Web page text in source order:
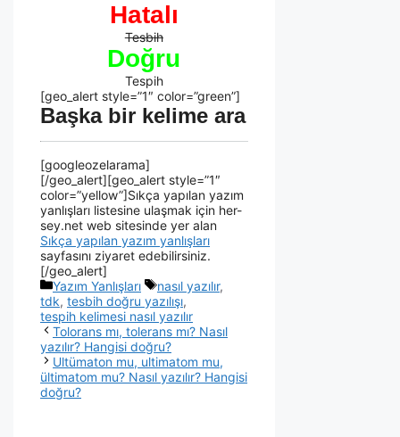
Hatalı
Tesbih
Doğru
Tespih
[geo_alert style=”1″ color=”green”]
Başka bir kelime ara
[googleozelarama]
[/geo_alert][geo_alert style=”1″
color=”yellow”]Sıkça yapılan yazım
yanlışları listesine ulaşmak için her-
sey.net web sitesinde yer alan
Sıkça yapılan yazım yanlışları
sayfasını ziyaret edebilirsiniz.
[/geo_alert]
Yazım Yanlışları
nasıl yazılır,
tdk, tesbih doğru yazılışı,
tespih kelimesi nasıl yazılır
Tolorans mı, tolerans mı? Nasıl
yazılır? Hangisi doğru?
Ultümaton mu, ultimatom mu,
ültimatom mu? Nasıl yazılır? Hangisi
doğru?